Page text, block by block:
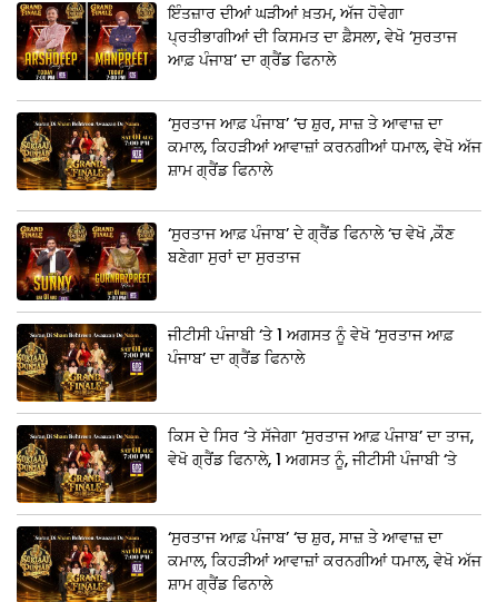
ਇੰਤਜ਼ਾਰ ਦੀਆਂ ਘੜੀਆਂ ਖ਼ਤਮ, ਅੱਜ ਹੋਵੇਗਾ
ਪ੍ਰਤੀਭਾਗੀਆਂ ਦੀ ਕਿਸਮਤ ਦਾ ਫ਼ੈਸਲਾ, ਵੇਖੋ ‘ਸੁਰਤਾਜ
ਆਫ਼ ਪੰਜਾਬ’ ਦਾ ਗ੍ਰੈਂਡ ਫਿਨਾਲੇ
‘ਸੁਰਤਾਜ ਆਫ਼ ਪੰਜਾਬ’ ‘ਚ ਸ਼ੁਰ, ਸਾਜ਼ ਤੇ ਆਵਾਜ਼ ਦਾ
ਕਮਾਲ, ਕਿਹੜੀਆਂ ਆਵਾਜ਼ਾਂ ਕਰਨਗੀਆਂ ਧਮਾਲ, ਵੇਖੋ ਅੱਜ
ਸ਼ਾਮ ਗ੍ਰੈਂਡ ਫਿਨਾਲੇ
‘ਸੁਰਤਾਜ ਆਫ਼ ਪੰਜਾਬ’ ਦੇ ਗ੍ਰੈਂਡ ਫਿਨਾਲੇ ‘ਚ ਵੇਖੋ ,ਕੌਣ
ਬਣੇਗਾ ਸੁਰਾਂ ਦਾ ਸੁਰਤਾਜ
ਜੀਟੀਸੀ ਪੰਜਾਬੀ ‘ਤੇ 1 ਅਗਸਤ ਨੂੰ ਵੇਖੋ ‘ਸੁਰਤਾਜ ਆਫ਼
ਪੰਜਾਬ’ ਦਾ ਗ੍ਰੈਂਡ ਫਿਨਾਲੇ
ਕਿਸ ਦੇ ਸਿਰ ‘ਤੇ ਸੱਜੇਗਾ ‘ਸੁਰਤਾਜ ਆਫ਼ ਪੰਜਾਬ’ ਦਾ ਤਾਜ,
ਵੇਖੋ ਗ੍ਰੈਂਡ ਫਿਨਾਲੇ, 1 ਅਗਸਤ ਨੂੰ, ਜੀਟੀਸੀ ਪੰਜਾਬੀ ‘ਤੇ
‘ਸੁਰਤਾਜ ਆਫ਼ ਪੰਜਾਬ’ ‘ਚ ਸ਼ੁਰ, ਸਾਜ਼ ਤੇ ਆਵਾਜ਼ ਦਾ
ਕਮਾਲ, ਕਿਹੜੀਆਂ ਆਵਾਜ਼ਾਂ ਕਰਨਗੀਆਂ ਧਮਾਲ, ਵੇਖੋ ਅੱਜ
ਸ਼ਾਮ ਗ੍ਰੈਂਡ ਫਿਨਾਲੇ